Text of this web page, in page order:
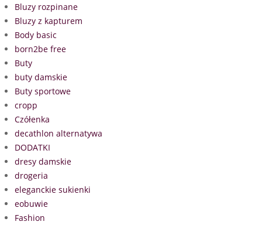
Bluzy rozpinane
Bluzy z kapturem
Body basic
born2be free
Buty
buty damskie
Buty sportowe
cropp
Czółenka
decathlon alternatywa
DODATKI
dresy damskie
drogeria
eleganckie sukienki
eobuwie
Fashion